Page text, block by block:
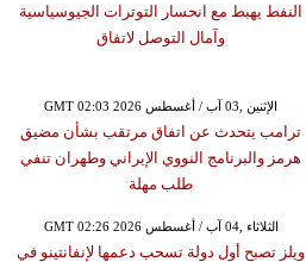
النفط يهبط مع انحسار التوترات الجيوسياسية
وآمال التوصل لاتفاق
GMT 02:03 2026 الإثنين ,03 آب / أغسطس
ترامب يتحدث عن اتفاق مرتقب بشأن مضيق
هرمز والبرنامج النووي الإيراني وطهران تنفي
طلب مهلة
GMT 02:26 2026 الثلاثاء ,04 آب / أغسطس
ويلز تصبح أول دولة تسحب دعمها لإنفانتينو في